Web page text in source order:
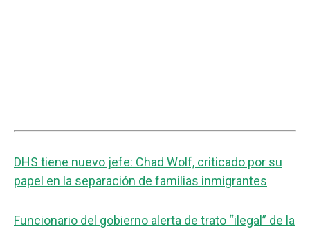
DHS tiene nuevo jefe: Chad Wolf, criticado por su
papel en la separación de familias inmigrantes
Funcionario del gobierno alerta de trato “ilegal” de la